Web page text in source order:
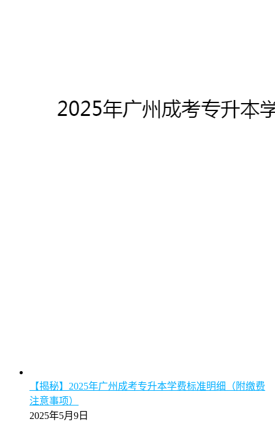
【揭秘】2025年广州成考专升本学费标准明细（附缴费
注意事项）
2025年5月9日